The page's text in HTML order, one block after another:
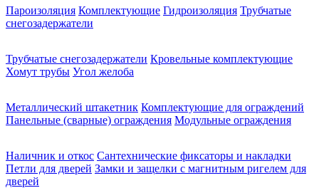
Пароизоляция Комплектующие Гидроизоляция Трубчатые
снегозадержатели
Трубчатые снегозадержатели Кровельные комплектующие
Хомут трубы Угол желоба
Металлический штакетник Комплектующие для ограждений
Панельные (сварные) ограждения Модульные ограждения
Наличник и откос Сантехнические фиксаторы и накладки
Петли для дверей Замки и защелки с магнитным ригелем для
дверей